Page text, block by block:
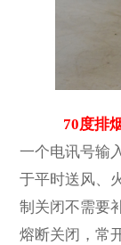
70度排
一个电讯号输
于平时送风、
制关闭不需要
熔断关闭，常